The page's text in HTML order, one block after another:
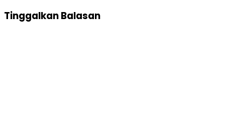
Tinggalkan Balasan